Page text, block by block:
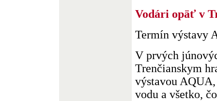
Vodári opäť v
Termín výstavy
V prvých
Trenčianskym
výstavou
vodu a všetko,